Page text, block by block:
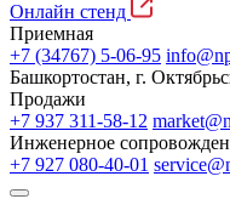
Онлайн стенд
Приемная
+7 (34767) 5-06-95
Башкортостан, г.
Продажи
+7 937 311-58-12
Инженерное
+7 927 080-40-01